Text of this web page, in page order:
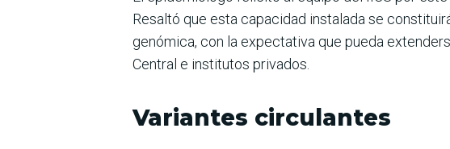
Resaltó que esta capacidad instalada se
genómica, con la expectativa que pueda
Central e institutos privados.
Variantes circulantes